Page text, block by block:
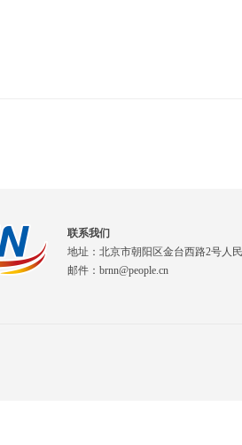
联系我们
地址：北京市朝阳区金台西路2号人
邮件：brnn@people.cn